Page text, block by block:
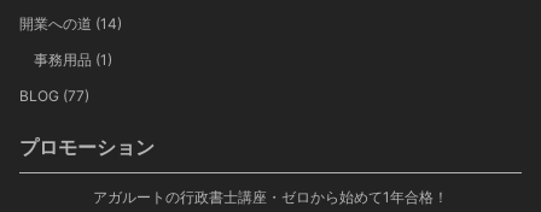
開業への道 (14)
事務用品 (1)
BLOG (77)
プロモーション
アガルートの行政書士講座・ゼロから始めて1年合格！